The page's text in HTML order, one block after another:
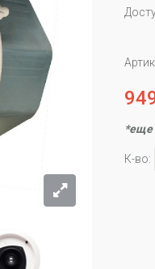
*еще
К-во: